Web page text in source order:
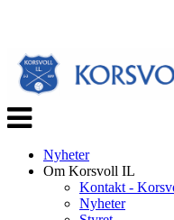
Veksle
navigasjon
Nyheter
Om Korsvoll IL
Kontakt -
Nyheter